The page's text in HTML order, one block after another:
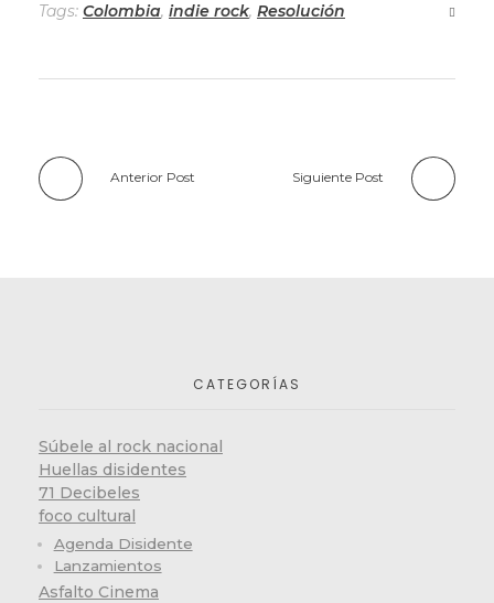
Tags: Colombia, indie rock, Resolución
Anterior Post Siguiente Post
CATEGORÍAS
Súbele al rock nacional
Huellas disidentes
71 Decibeles
foco cultural
Agenda Disidente
Lanzamientos
Asfalto Cinema